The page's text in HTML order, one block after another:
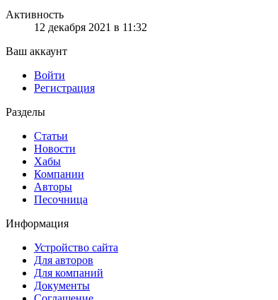
Активность
12 декабря 2021 в 11:32
Ваш аккаунт
Войти
Регистрация
Разделы
Статьи
Новости
Хабы
Компании
Авторы
Песочница
Информация
Устройство сайта
Для авторов
Для компаний
Документы